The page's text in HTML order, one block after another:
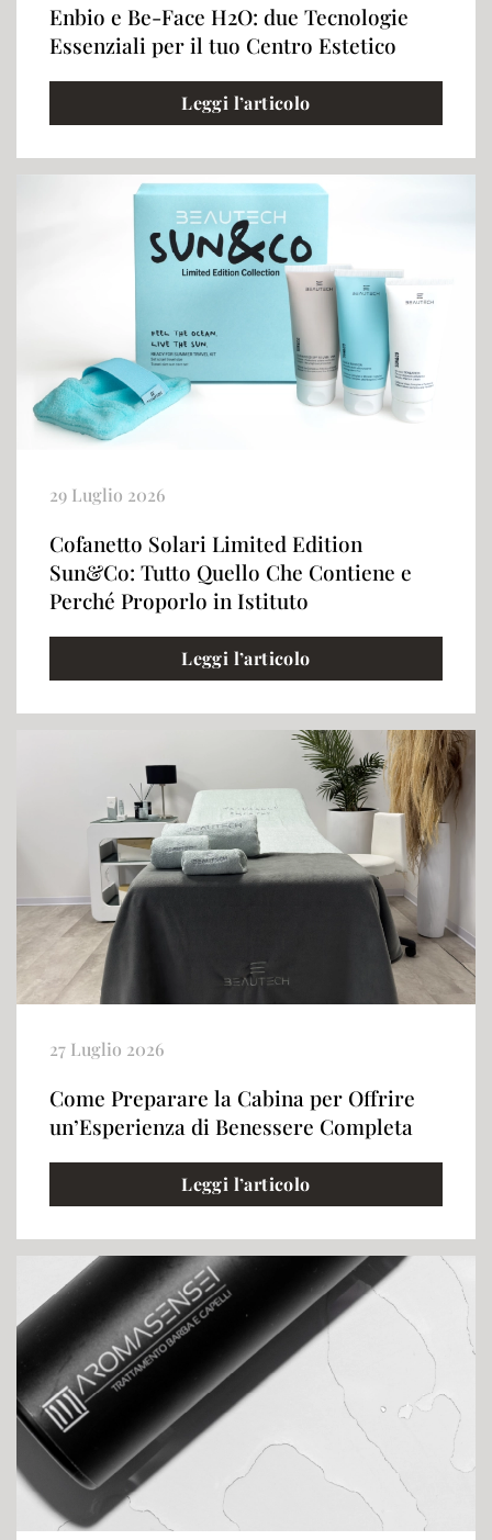
Enbio e Be-Face H2O: due Tecnologie
Essenziali per il tuo Centro Estetico
Leggi l’articolo
29 Luglio 2026
Cofanetto Solari Limited Edition
Sun&Co: Tutto Quello Che Contiene e
Perché Proporlo in Istituto
Leggi l’articolo
27 Luglio 2026
Come Preparare la Cabina per Offrire
un’Esperienza di Benessere Completa
Leggi l’articolo